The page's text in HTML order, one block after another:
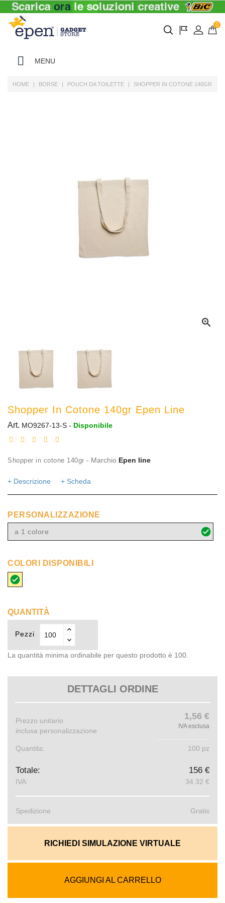
0
MENU
HOME BORSE POUCH DA TOILETTE SHOPPER IN COTONE 140GR

Shopper In Cotone 140gr Epen Line
Art. MO9267-13-S - Disponibile
Shopper in cotone 140gr - Marchio Epen line
+ Descrizione + Scheda
PERSONALIZZAZIONE
a 1 colore
COLORI DISPONIBILI
beige
QUANTITÀ
Pezzi
La quantità minima ordinabile per questo prodotto è 100.
DETTAGLI ORDINE
Prezzo unitario
inclusa personalizzazione
1,56 €
IVA esclusa
Quantita: 100 pz
Totale: 156 €
IVA: 34.32 €
Spedizione Gratis
RICHIEDI SIMULAZIONE VIRTUALE
AGGIUNGI AL CARRELLO